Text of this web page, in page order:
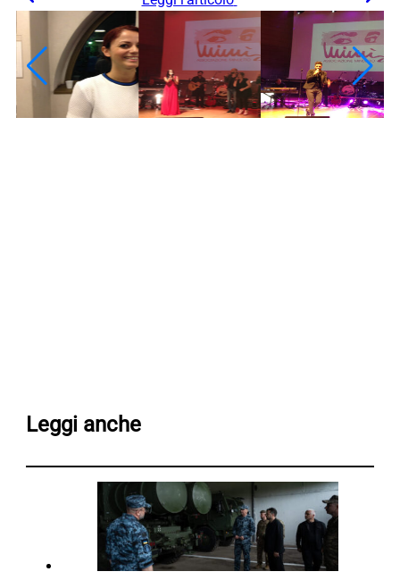
Leggi anche